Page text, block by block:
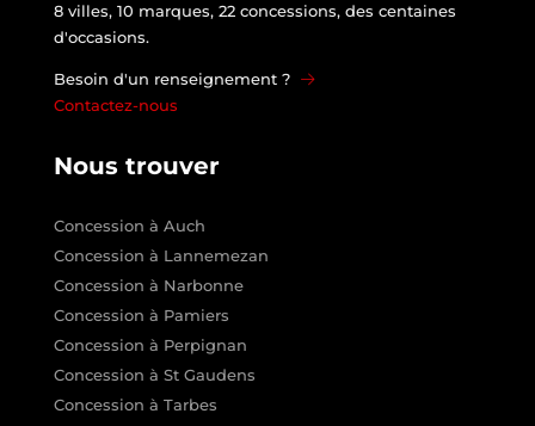
8 villes, 10 marques, 22 concessions, des centaines
d'occasions.
Besoin d'un renseignement ?
Contactez-nous
Nous trouver
Concession à Auch
Concession à Lannemezan
Concession à Narbonne
Concession à Pamiers
Concession à Perpignan
Concession à St Gaudens
Concession à Tarbes